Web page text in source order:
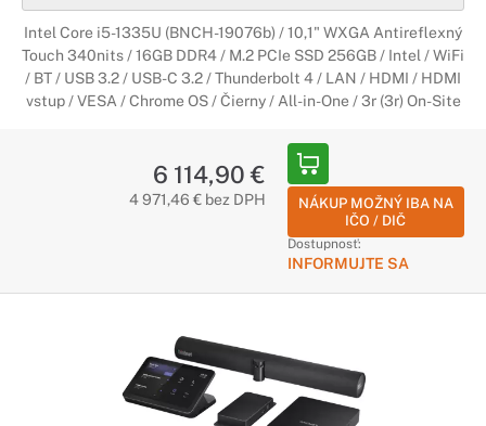
Intel Core i5-1335U (BNCH-19076b) / 10,1" WXGA Antireflexný
Touch 340nits / 16GB DDR4 / M.2 PCIe SSD 256GB / Intel / WiFi
/ BT / USB 3.2 / USB-C 3.2 / Thunderbolt 4 / LAN / HDMI / HDMI
vstup / VESA / Chrome OS / Čierny / All-in-One / 3r (3r) On-Site
6 114,90 €
4 971,46 € bez DPH
NÁKUP MOŽNÝ IBA NA
IČO / DIČ
Dostupnosť:
INFORMUJTE SA